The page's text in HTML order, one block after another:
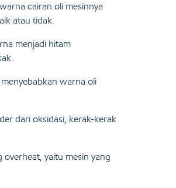
cairan oli mesinnya
atau tidak.
menjadi hitam
warna oli
dari oksidasi, kerak-kerak
yaitu mesin yang